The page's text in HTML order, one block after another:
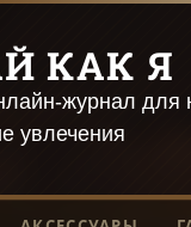
КАК Я
журнал для
увлечения